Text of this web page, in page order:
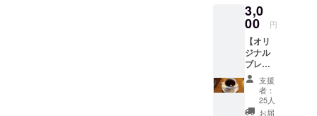
ただき
ます。
また、
経過報
告を行
わせて
いただ
きま
す。
3,0
00 円
【オリ
ジナル
ブレン
ド ド
リップ
パック1
個】 今
支援
者：
25人
お届